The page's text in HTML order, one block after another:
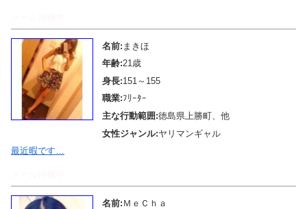
名前: まきほ
年齢:21歳
身長:151～155
職業:ﾌﾘｰﾀｰ
主な行動範囲:徳島県上勝町、他
女性ジャンル:ヤリマンギャル
最近暇です…
名前: ＭｅＣｈａ